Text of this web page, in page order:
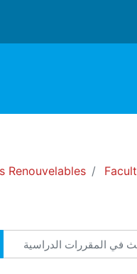
Renouvelables
في المقررات الدراسية